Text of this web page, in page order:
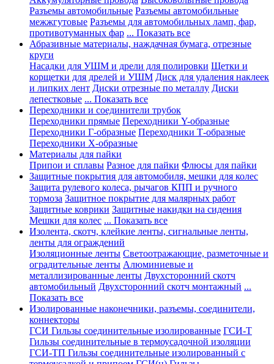
Разъемы автомобильные Разъемы автомобильные
межжгутовые Разъемы для автомобильных ламп, фар,
противотуманных фар ... Показать все
Абразивные материалы, наждачная бумага, отрезные
круги
Насадки для УШМ и дрели для полировки Щетки и
корщетки для дрелей и УШМ Диск для удаления наклеек
и липких лент Диски отрезные по металлу Диски
лепестковые ... Показать все
Переходники и соединители трубок
Переходники прямые Переходники Y-образные
Переходники Г-образные Переходники Т-образные
Переходники Х-образные
Материалы для пайки
Припои и сплавы Разное для пайки Флюсы для пайки
Защитные покрытия для автомобиля, мешки для колес
Защита рулевого колеса, рычагов КПП и ручного
тормоза Защитное покрытие для малярных работ
Защитные коврики Защитные накидки на сидения
Мешки для колес ... Показать все
Изолента, скотч, клейкие ленты, сигнальные ленты,
ленты для ограждений
Изоляционные ленты Светоотражающие, разметочные и
оградительные ленты Алюминиевые и
металлизированные ленты Двухсторонний скотч
автомобильный Двухсторонний скотч монтажный ...
Показать все
Изолированные наконечники, разъемы, соединители,
коннекторы
ГСИ Гильзы соединительные изолированные ГСИ-Т
Гильзы соединительные в термоусадочной изоляции
ГСИ-ТП Гильзы соединительные изолированный с